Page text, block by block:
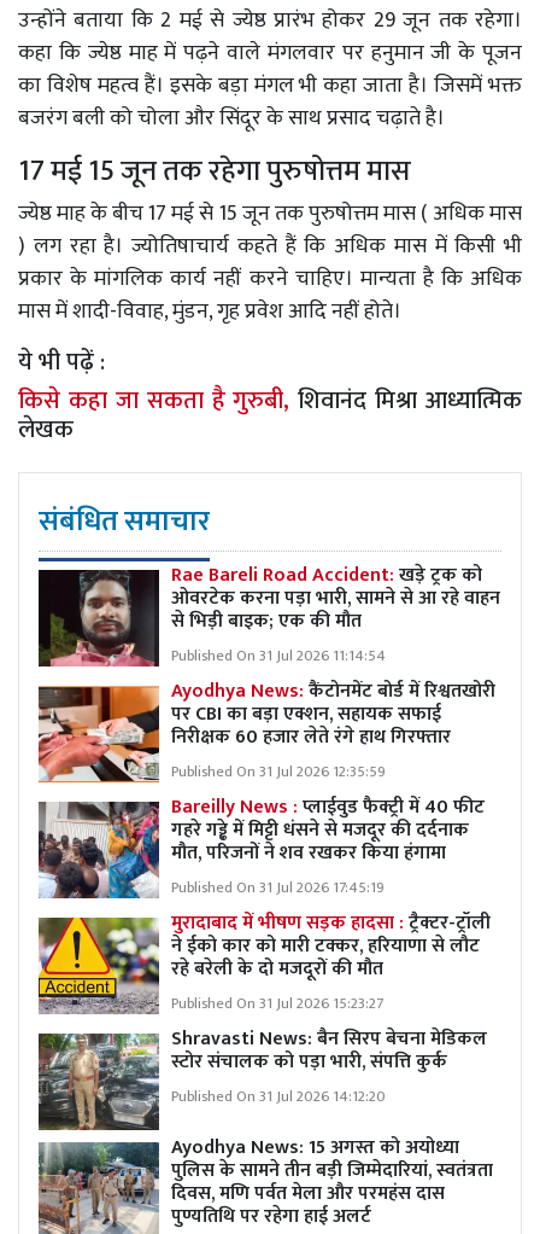
उन्होंने बताया कि 2 मई से ज्येष्ठ प्रारंभ होकर 29 जून तक रहेगा।
कहा कि ज्येष्ठ माह में पढ़ने वाले मंगलवार पर हनुमान जी के पूजन
का विशेष महत्व हैं। इसके बड़ा मंगल भी कहा जाता है। जिसमें भक्त
बजरंग बली को चोला और सिंदूर के साथ प्रसाद चढ़ाते है।
17 मई 15 जून तक रहेगा पुरुषोत्तम मास
ज्येष्ठ माह के बीच 17 मई से 15 जून तक पुरुषोत्तम मास ( अधिक मास
) लग रहा है। ज्योतिषाचार्य कहते हैं कि अधिक मास में किसी भी
प्रकार के मांगलिक कार्य नहीं करने चाहिए। मान्यता है कि अधिक
मास में शादी-विवाह, मुंडन, गृह प्रवेश आदि नहीं होते।
ये भी पढ़ें :
किसे कहा जा सकता है गुरुबी,शिवानंद मिश्रा आध्यात्मिक
लेखक
संबंधित समाचार
Rae Bareli Road Accident:खड़े ट्रक को
ओवरटेक करना पड़ा भारी, सामने से आ रहे वाहन
से भिड़ी बाइक; एक की मौत
Published On 31 Jul 2026 11:14:54
Ayodhya News:कैंटोनमेंट बोर्ड में रिश्वतखोरी
पर CBI का बड़ा एक्शन, सहायक सफाई
निरीक्षक 60 हजार लेते रंगे हाथ गिरफ्तार
Published On 31 Jul 2026 12:35:59
Bareilly News :प्लाईवुड फैक्ट्री में 40 फीट
गहरे गड्ढे में मिट्टी धंसने से मजदूर की दर्दनाक
मौत, परिजनों ने शव रखकर किया हंगामा
Published On 31 Jul 2026 17:45:19
मुरादाबाद में भीषण सड़क हादसा :ट्रैक्टर-ट्रॉली
ने ईको कार को मारी टक्कर, हरियाणा से लौट
रहे बरेली के दो मजदूरों की मौत
Published On 31 Jul 2026 15:23:27
Shravasti News:बैन सिरप बेचना मेडिकल
स्टोर संचालक को पड़ा भारी, संपत्ति कुर्क
Published On 31 Jul 2026 14:12:20
Ayodhya News: 15 अगस्त को अयोध्या
पुलिस के सामने तीन बड़ी जिम्मेदारियां, स्वतंत्रता
दिवस, मणि पर्वत मेला और परमहंस दास
पुण्यतिथि पर रहेगा हाई अलर्ट